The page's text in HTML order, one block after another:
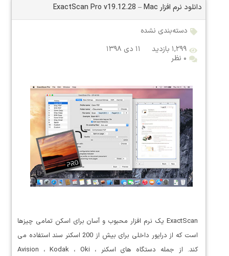
دانلود نرم افزار ExactScan Pro v19.12.28 – Mac
دسته‌بندی نشده
۱,۲۹۹ بازدید
۱۱ دی ۱۳۹۸
۰ نظر
ExactScan یک نرم افزار محبوب و آسان برای اسکن تمامی چیزها
است که از درایور داخلی برای بیش از 200 اسکنر سند استفاده می
کند. از جمله دستگاه های اسکنر Avision ، Kodak ، Oki ،